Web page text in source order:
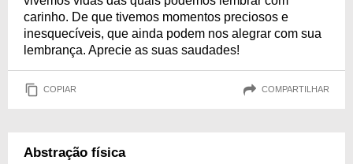
carinho. De que tivemos momentos preciosos e
inesquecíveis, que ainda podem nos alegrar com sua
lembrança. Aprecie as suas saudades!
COPIAR COMPARTILHAR
Abstração física